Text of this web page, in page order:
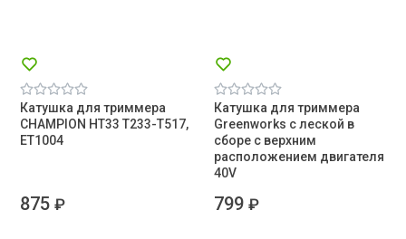
Катушка для триммера
CHAMPION HT33 T233-T517,
ET1004
875 ₽
Катушка для триммера
Greenworks с леской в
сборе с верхним
расположением двигателя
40V
799₽